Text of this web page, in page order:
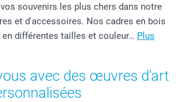
souvenirs les plus chers dans notre
et d'accessoires. Nos cadres en bois
différentes tailles et couleur… Plus
avec des œuvres d'art